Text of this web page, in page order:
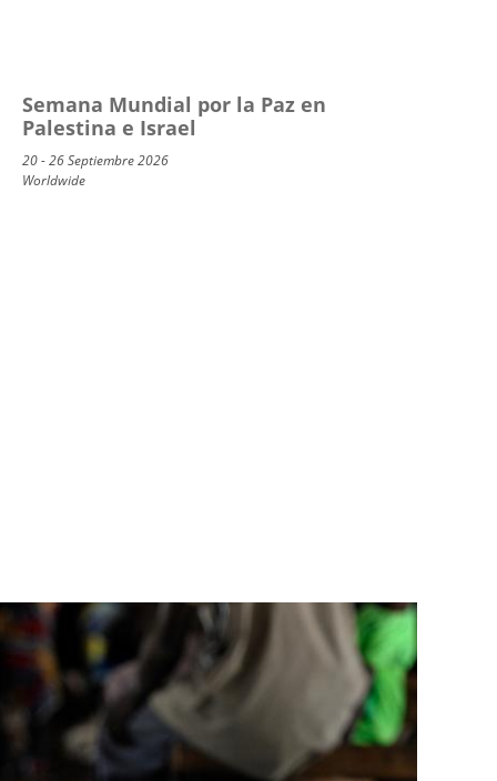
Semana Mundial por la Paz en
Palestina e Israel
20 - 26 Septiembre 2026
Worldwide